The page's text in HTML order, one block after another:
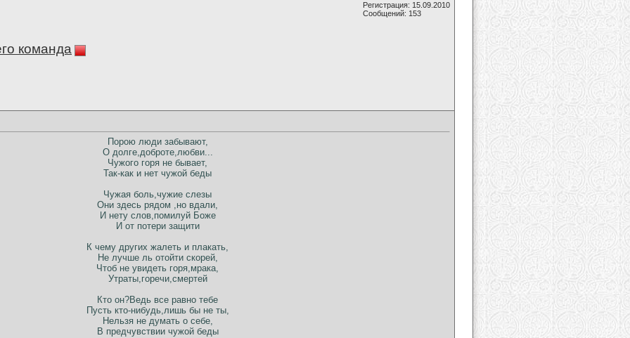
команда
Регистрация: 15.09.2010
Сообщений: 153
Порою люди забывают,
О долге,доброте,любви...
Чужого горя не бывает,
Так-как и нет чужой беды
Чужая боль,чужие слезы
Они здесь рядом ,но вдали,
И нету слов,помилуй Боже
И от потери защити
К чему других жалеть и плакать,
Не лучше ль отойти скорей,
Чтоб не увидеть горя,мрака,
Утраты,горечи,смертей
Кто он?Ведь все равно тебе
Пусть кто-нибудь,лишь бы не ты,
Нельзя не думать о себе,
В предчувствии чужой беды